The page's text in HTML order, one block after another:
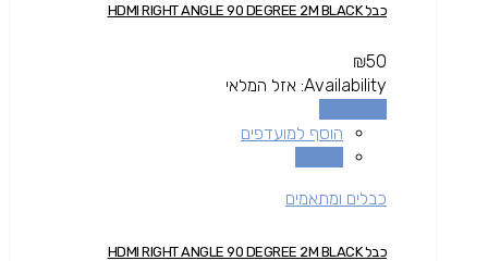
כבל HDMI RIGHT ANGLE 90 DEGREE 2M BLACK
₪50
Availability: אזל המלאי
הוסף למועדפים
כבלים ומתאמים
כבל HDMI RIGHT ANGLE 90 DEGREE 2M BLACK